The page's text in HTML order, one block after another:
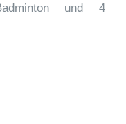
und 4